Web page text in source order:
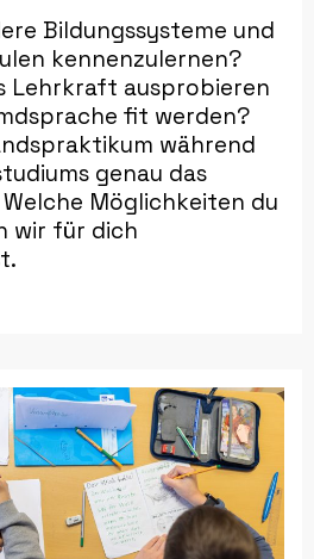
Bildungssysteme und
kennenzulernen?
Lehrkraft ausprobieren
fit werden?
während
genau das
Möglichkeiten du
wir für dich